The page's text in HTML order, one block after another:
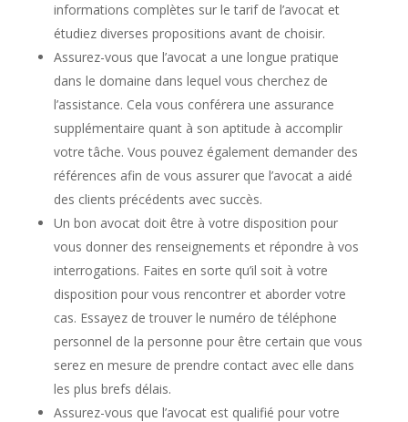
informations complètes sur le tarif de l’avocat et
étudiez diverses propositions avant de choisir.
Assurez-vous que l’avocat a une longue pratique
dans le domaine dans lequel vous cherchez de
l’assistance. Cela vous conférera une assurance
supplémentaire quant à son aptitude à accomplir
votre tâche. Vous pouvez également demander des
références afin de vous assurer que l’avocat a aidé
des clients précédents avec succès.
Un bon avocat doit être à votre disposition pour
vous donner des renseignements et répondre à vos
interrogations. Faites en sorte qu’il soit à votre
disposition pour vous rencontrer et aborder votre
cas. Essayez de trouver le numéro de téléphone
personnel de la personne pour être certain que vous
serez en mesure de prendre contact avec elle dans
les plus brefs délais.
Assurez-vous que l’avocat est qualifié pour votre